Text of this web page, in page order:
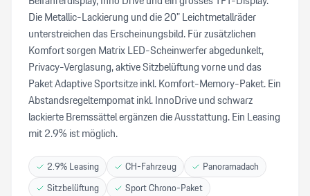
Die Metallic-Lackierung und die 20" Leichtmetallräder
unterstreichen das Erscheinungsbild. Für zusätzlichen
Komfort sorgen Matrix LED-Scheinwerfer abgedunkelt,
Privacy-Verglasung, aktive Sitzbelüftung vorne und das
Paket Adaptive Sportsitze inkl. Komfort-Memory-Paket. Ein
Abstandsregeltempomat inkl. InnoDrive und schwarz
lackierte Bremssättel ergänzen die Ausstattung. Ein Leasing
mit 2.9% ist möglich.
2.9% Leasing CH-Fahrzeug
Panoramadach
Sitzbelüftung
Sport Chrono-Paket